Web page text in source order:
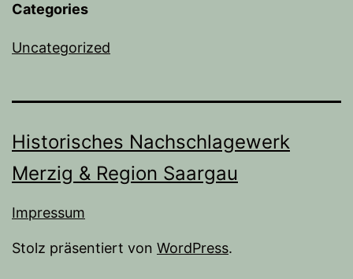
Categories
Uncategorized
Historisches Nachschlagewerk
Merzig & Region Saargau
Impressum
Stolz präsentiert von WordPress.